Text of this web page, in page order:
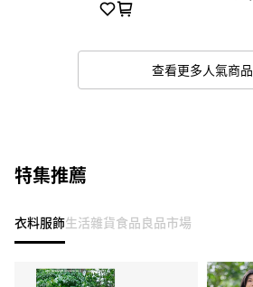
查看更多人氣商品
特集推薦
衣料服飾生活雜貨食品良品市場